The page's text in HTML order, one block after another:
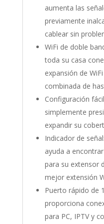
aumenta las
previamente
cablear sin
WiFi de doble
toda su casa
expansión de
combinada de
Configuración
simplemente
expandir su
Indicador de
ayuda a
para su extensor
mejor extensión
Puerto rápido de
proporciona
para PC, IPTV y